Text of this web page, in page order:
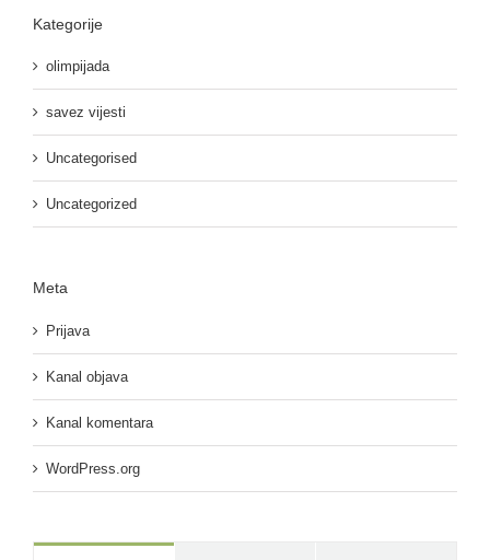
Kategorije
olimpijada
savez vijesti
Uncategorised
Uncategorized
Meta
Prijava
Kanal objava
Kanal komentara
WordPress.org